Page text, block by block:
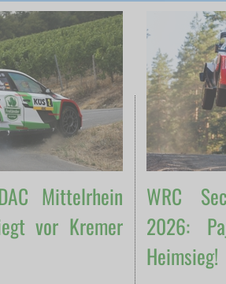
Mittelrhein
vor Kremer
WRC
2026:
Heimsieg!